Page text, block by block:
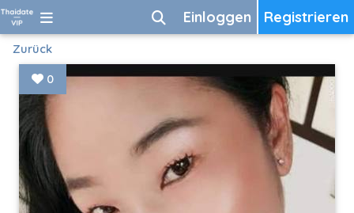
Registrieren
Einloggen
Zurück
0